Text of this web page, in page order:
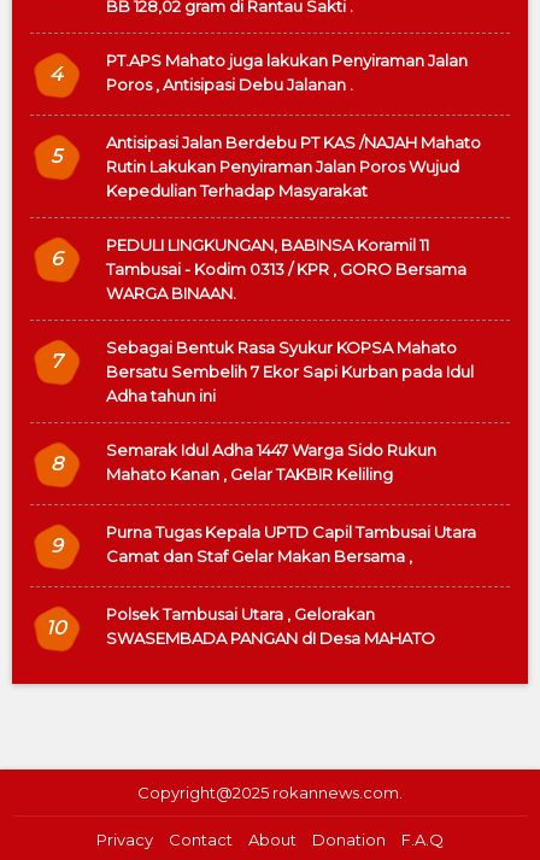
BB 128,02 gram di Rantau Sakti .
4
PT.APS Mahato juga lakukan Penyiraman Jalan
Poros , Antisipasi Debu Jalanan .
5
Antisipasi Jalan Berdebu PT KAS /NAJAH Mahato
Rutin Lakukan Penyiraman Jalan Poros Wujud
Kepedulian Terhadap Masyarakat
6
PEDULI LINGKUNGAN, BABINSA Koramil 11
Tambusai - Kodim 0313 / KPR , GORO Bersama
WARGA BINAAN.
7
Sebagai Bentuk Rasa Syukur KOPSA Mahato
Bersatu Sembelih 7 Ekor Sapi Kurban pada Idul
Adha tahun ini
8
Semarak Idul Adha 1447 Warga Sido Rukun
Mahato Kanan , Gelar TAKBIR Keliling
9
Purna Tugas Kepala UPTD Capil Tambusai Utara
Camat dan Staf Gelar Makan Bersama ,
10
Polsek Tambusai Utara , Gelorakan
SWASEMBADA PANGAN dI Desa MAHATO
Copyright@2025 rokannews.com.
Privacy Contact About Donation F.A.Q